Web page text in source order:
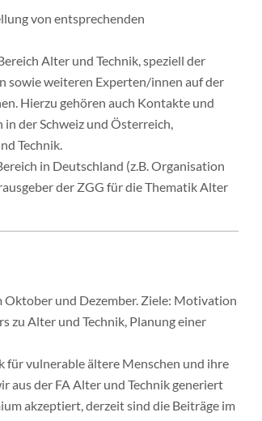
von entsprechenden
Alter und Technik, speziell der
sowie weiteren Experten/innen auf der
Hierzu gehören auch Kontakte und
der Schweiz und Österreich,
Technik.
in Deutschland (z.B. Organisation
der ZGG für die Thematik Alter
Oktober und Dezember. Ziele: Motivation
zu Alter und Technik, Planung einer
für vulnerable ältere Menschen und ihre
aus der FA Alter und Technik generiert
akzeptiert, derzeit sind die Beiträge im